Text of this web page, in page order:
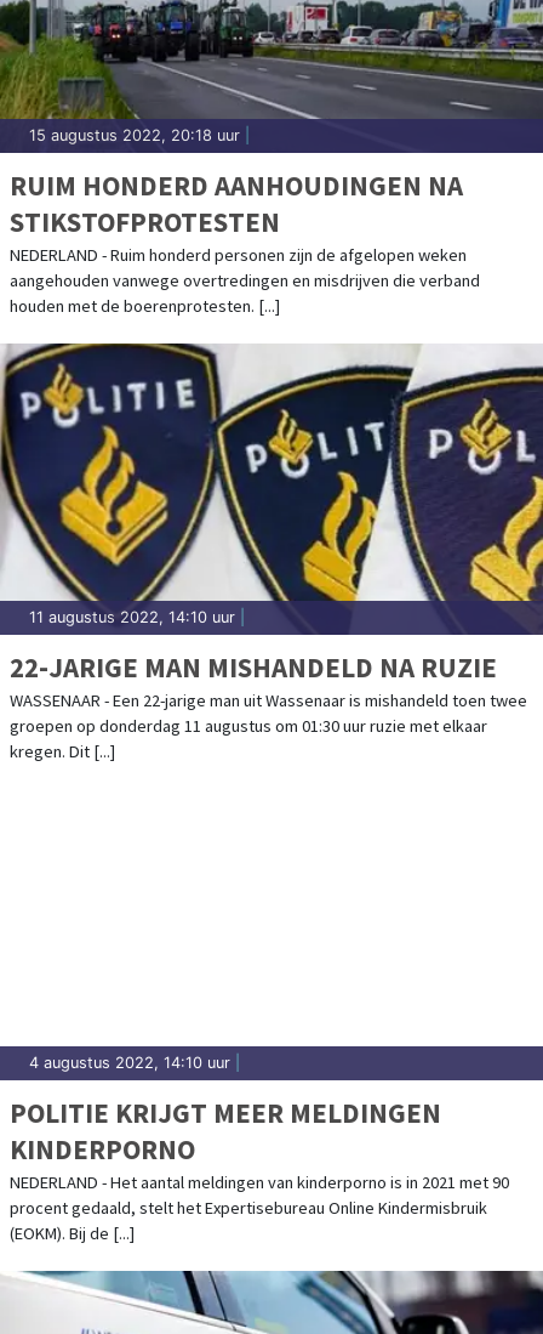
15 augustus 2022, 20:18 uur
RUIM HONDERD AANHOUDINGEN NA
STIKSTOFPROTESTEN
NEDERLAND - Ruim honderd personen zijn de afgelopen weken
aangehouden vanwege overtredingen en misdrijven die verband
houden met de boerenprotesten. [...]
11 augustus 2022, 14:10 uur
22-JARIGE MAN MISHANDELD NA RUZIE
WASSENAAR - Een 22-jarige man uit Wassenaar is mishandeld toen twee
groepen op donderdag 11 augustus om 01:30 uur ruzie met elkaar
kregen. Dit [...]
4 augustus 2022, 14:10 uur
POLITIE KRIJGT MEER MELDINGEN
KINDERPORNO
NEDERLAND - Het aantal meldingen van kinderporno is in 2021 met 90
procent gedaald, stelt het Expertisebureau Online Kindermisbruik
(EOKM). Bij de [...]